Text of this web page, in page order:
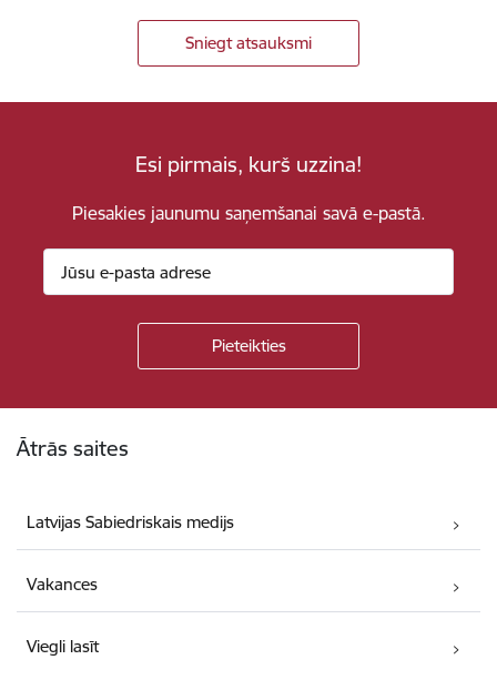
Sniegt atsauksmi
Esi pirmais, kurš uzzina!
Piesakies jaunumu saņemšanai savā e-pastā.
Ātrās saites
Latvijas Sabiedriskais medijs
Vakances
Viegli lasīt